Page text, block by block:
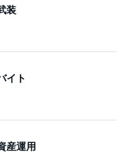
装
イト
産運用